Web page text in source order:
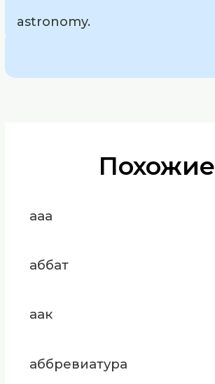
astronomy.
Похожие
ааа
аббат
аак
аббревиатура